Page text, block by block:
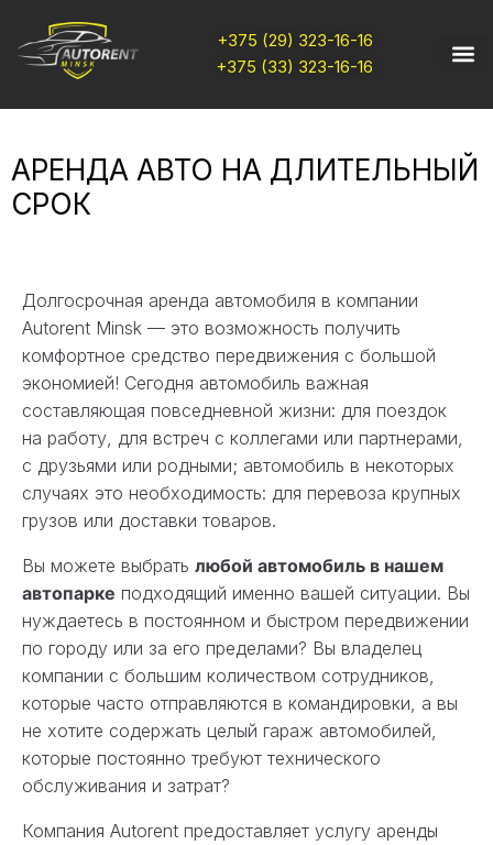
+375 (29) 323-16-16
+375 (33) 323-16-16
АРЕНДА АВТО НА ДЛИТЕЛЬНЫЙ
СРОК
Долгосрочная аренда автомобиля в компании
Autorent Minsk — это возможность получить
комфортное средство передвижения с большой
экономией! Сегодня автомобиль важная
составляющая повседневной жизни: для поездок
на работу, для встреч с коллегами или партнерами,
с друзьями или родными; автомобиль в некоторых
случаях это необходимость: для перевоза крупных
грузов или доставки товаров.
Вы можете выбрать любой автомобиль в нашем
автопарке подходящий именно вашей ситуации. Вы
нуждаетесь в постоянном и быстром передвижении
по городу или за его пределами? Вы владелец
компании с большим количеством сотрудников,
которые часто отправляются в командировки, а вы
не хотите содержать целый гараж автомобилей,
которые постоянно требуют технического
обслуживания и затрат?
Компания Autorent предоставляет услугу аренды